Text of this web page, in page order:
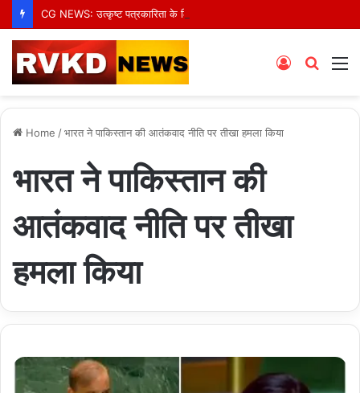
Search
Log
Home /भारत ने पाकिस्तान की आतंकवाद नीति पर तीखा हमला किया
भारत ने पाकिस्तान की
आतंकवाद नीति पर तीखा
हमला किया